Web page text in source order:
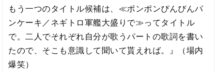
もう一つのタイトル候補は、≪ポンポンぴんぴんパ
ンケーキ／ネギトロ軍艦大盛りで≫ってタイトル
で。二人でそれぞれ自分が歌うパートの歌詞を書い
たので、そこも意識して聞いて貰えれば。』（場内
爆笑）